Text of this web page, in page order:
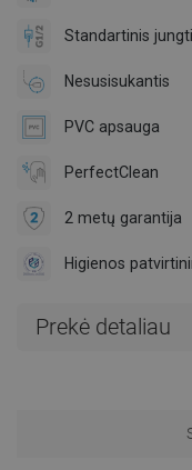
Standartinis
Nesusisukantis
PVC apsauga
PerfectClean
2 metų garantija
Higienos
Prekė detaliau